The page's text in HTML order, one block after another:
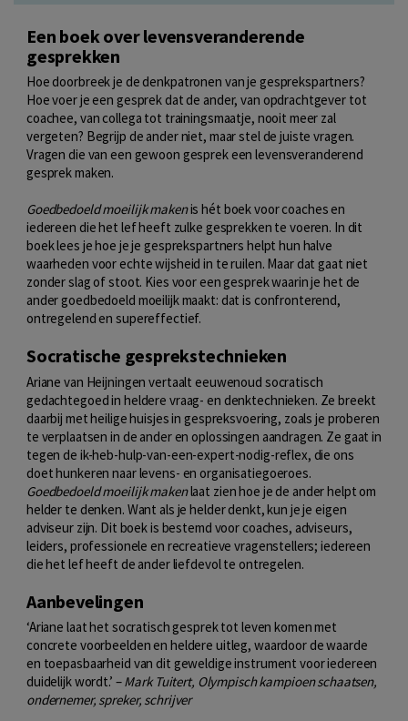
Een boek over levensveranderende
gesprekken
Hoe doorbreek je de denkpatronen van je gesprekspartners?
Hoe voer je een gesprek dat de ander, van opdrachtgever tot
coachee, van collega tot trainingsmaatje, nooit meer zal
vergeten? Begrijp de ander niet, maar stel de juiste vragen.
Vragen die van een gewoon gesprek een levensveranderend
gesprek maken.
Goedbedoeld moeilijk makenis hét boek voor coaches en
iedereen die het lef heeft zulke gesprekken te voeren. In dit
boek lees je hoe je je gesprekspartners helpt hun halve
waarheden voor echte wijsheid in te ruilen. Maar dat gaat niet
zonder slag of stoot. Kies voor een gesprek waarin je het de
ander goedbedoeld moeilijk maakt: dat is confronterend,
ontregelend en supereffectief.
Socratische gesprekstechnieken
Ariane van Heijningen vertaalt eeuwenoud socratisch
gedachtegoed in heldere vraag- en denktechnieken. Ze breekt
daarbij met heilige huisjes in gespreksvoering, zoals je proberen
te verplaatsen in de ander en oplossingen aandragen. Ze gaat in
tegen de ik-heb-hulp-van-een-expert-nodig-reflex, die ons
doet hunkeren naar levens- en organisatiegoeroes.
Goedbedoeld moeilijk makenlaat zien hoe je de ander helpt om
helder te denken. Want als je helder denkt, kun je je eigen
adviseur zijn. Dit boek is bestemd voor coaches, adviseurs,
leiders, professionele en recreatieve vragenstellers; iedereen
die het lef heeft de ander liefdevol te ontregelen.
Aanbevelingen
‘Ariane laat het socratisch gesprek tot leven komen met
concrete voorbeelden en heldere uitleg, waardoor de waarde
en toepasbaarheid van dit geweldige instrument voor iedereen
duidelijk wordt.’ –Mark Tuitert, Olympisch kampioen schaatsen,
ondernemer, spreker, schrijver